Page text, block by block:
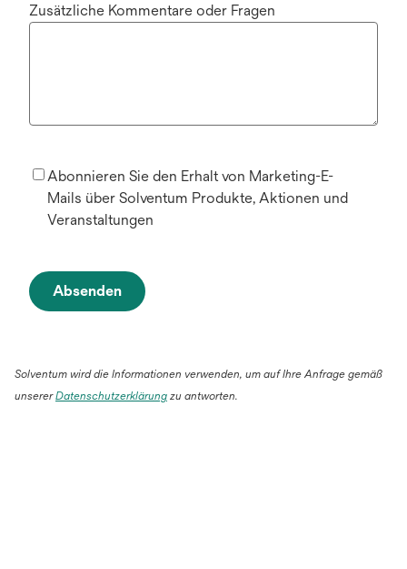
Zusätzliche Kommentare oder Fragen
Abonnieren Sie den Erhalt von Marketing-E-
Mails über Solventum Produkte, Aktionen und
Veranstaltungen
Absenden
Solventum wird die Informationen verwenden, um auf Ihre Anfrage gemäß
unsererDatenschutzerklärung zu antworten.